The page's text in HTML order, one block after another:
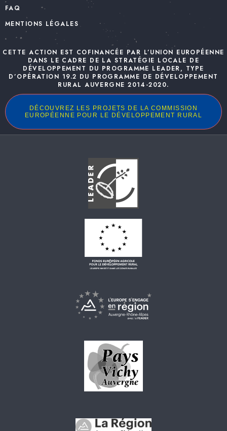
FAQ
MENTIONS LÉGALES
CETTE ACTION EST COFINANCÉE PAR L’UNION EUROPÉENNE
DANS LE CADRE DE LA STRATÉGIE LOCALE DE
DÉVELOPPEMENT DU PROGRAMME LEADER, TYPE
D’OPÉRATION 19.2 DU PROGRAMME DE DÉVELOPPEMENT
RURAL AUVERGNE 2014-2020.
DÉCOUVREZ LES PROJETS DE LA COMMISSION
EUROPÉENNE POUR LE DÉVELOPPEMENT RURAL